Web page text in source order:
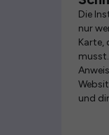
Die
nur
Karte,
und